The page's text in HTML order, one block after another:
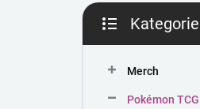
P
s
kategorie
Kategorie
Merch
Pokémon TCG